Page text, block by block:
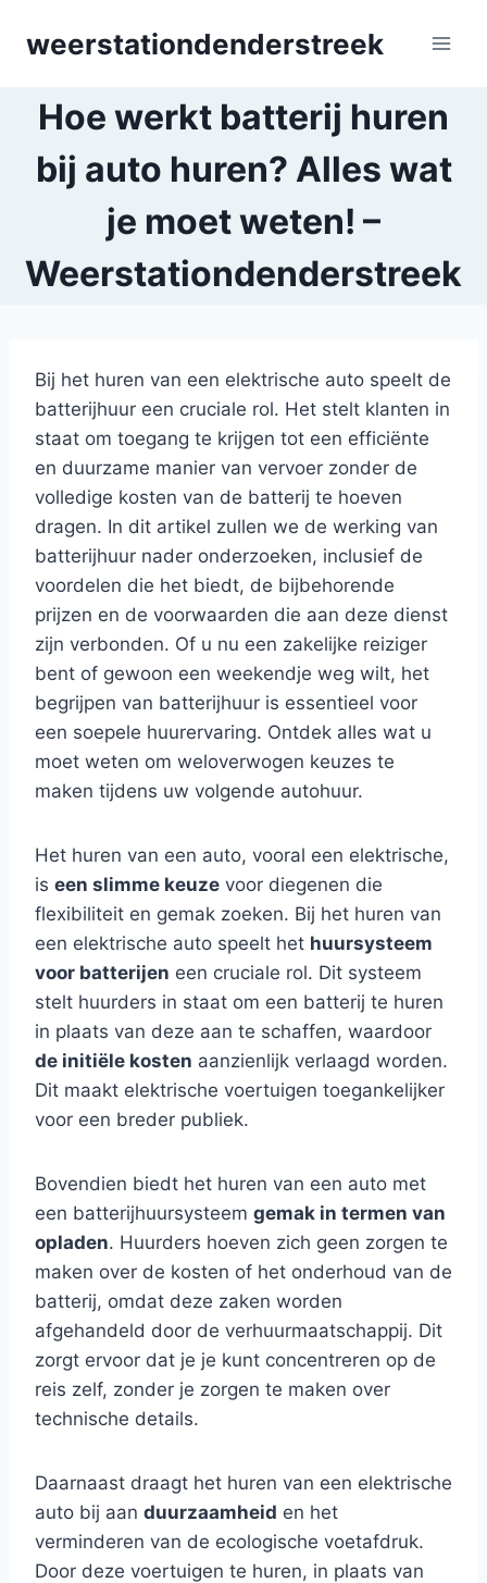
weerstationdenderstreek
Hoe werkt batterij huren
bij auto huren? Alles wat
je moet weten! –
Weerstationdenderstreek
Bij het huren van een elektrische auto speelt de
batterijhuur een cruciale rol. Het stelt klanten in
staat om toegang te krijgen tot een efficiënte
en duurzame manier van vervoer zonder de
volledige kosten van de batterij te hoeven
dragen. In dit artikel zullen we de werking van
batterijhuur nader onderzoeken, inclusief de
voordelen die het biedt, de bijbehorende
prijzen en de voorwaarden die aan deze dienst
zijn verbonden. Of u nu een zakelijke reiziger
bent of gewoon een weekendje weg wilt, het
begrijpen van batterijhuur is essentieel voor
een soepele huurervaring. Ontdek alles wat u
moet weten om weloverwogen keuzes te
maken tijdens uw volgende autohuur.
Het huren van een auto, vooral een elektrische,
is een slimme keuze voor diegenen die
flexibiliteit en gemak zoeken. Bij het huren van
een elektrische auto speelt het huursysteem
voor batterijen een cruciale rol. Dit systeem
stelt huurders in staat om een batterij te huren
in plaats van deze aan te schaffen, waardoor
de initiële kosten aanzienlijk verlaagd worden.
Dit maakt elektrische voertuigen toegankelijker
voor een breder publiek.
Bovendien biedt het huren van een auto met
een batterijhuursysteem gemak in termen van
opladen. Huurders hoeven zich geen zorgen te
maken over de kosten of het onderhoud van de
batterij, omdat deze zaken worden
afgehandeld door de verhuurmaatschappij. Dit
zorgt ervoor dat je je kunt concentreren op de
reis zelf, zonder je zorgen te maken over
technische details.
Daarnaast draagt het huren van een elektrische
auto bij aan duurzaamheid en het
verminderen van de ecologische voetafdruk.
Door deze voertuigen te huren, in plaats van